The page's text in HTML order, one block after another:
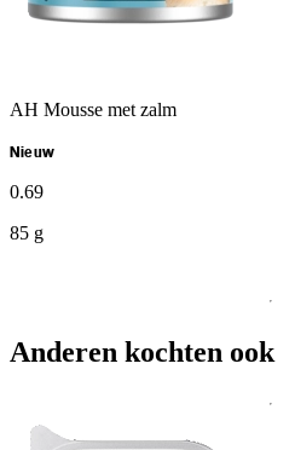
AH Mousse met zalm
Nieuw
0.69
85 g
Anderen kochten ook